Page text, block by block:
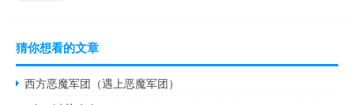
猜你想看的文章
西方恶魔军团（遇上恶魔军团）